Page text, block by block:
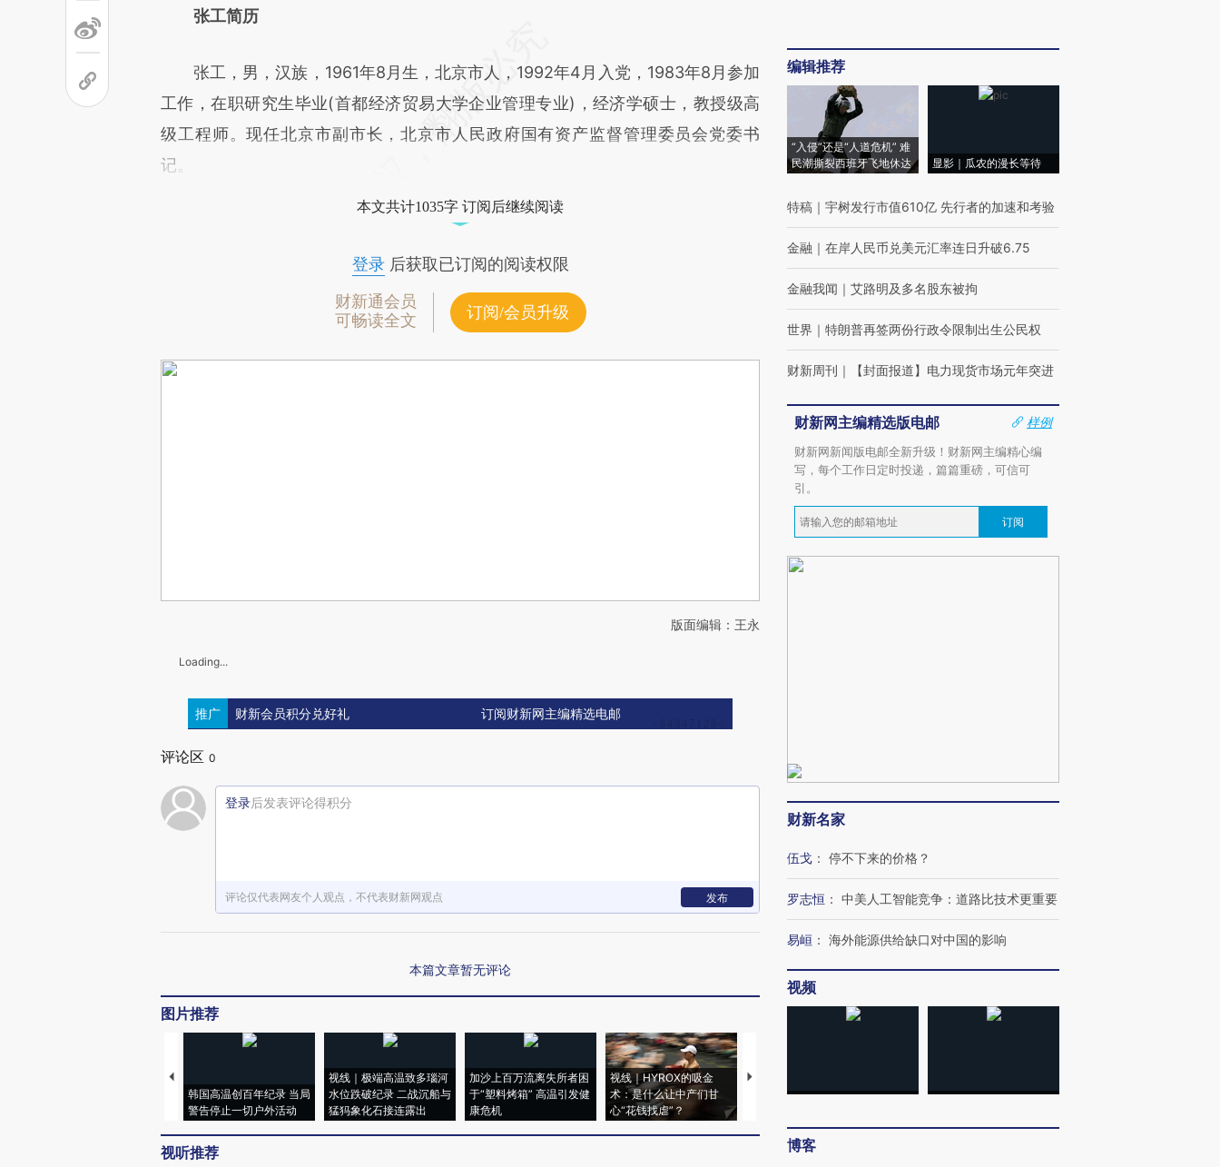
张工简历
张工，男，汉族，1961年8月生，北京市人，1992年4月入党，1983年8月参加
工作，在职研究生毕业(首都经济贸易大学企业管理专业)，经济学硕士，教授级高
级工程师。现任北京市副市长，北京市人民政府国有资产监督管理委员会党委书
记。
本文共计1035字 订阅后继续阅读
登录后获取已订阅的阅读权限
财新通会员
可畅读全文
订阅/会员升级
版面编辑：王永
Loading...
推广 财新会员积分兑好礼 订阅财新网主编精选电邮
评论区 0
登录后发表评论得积分
评论仅代表网友个人观点，不代表财新网观点 发布
本篇文章暂无评论
图片推荐
韩国高温创百年纪录 当局
警告停止一切户外活动
视线｜极端高温致多瑙河
水位跌破纪录 二战沉船与
猛犸象化石接连露出
加沙上百万流离失所者困
于“塑料烤箱” 高温引发健
康危机
视线｜HYROX的吸金
术：是什么让中产们甘
心“花钱找虐”？
马航飞行员跨国走私7万
粒摇头丸 尿检体内含3种
度Z世代 用街头抗争将教
机”？难民潮撕裂西班牙
视听推荐
编辑推荐
“入侵”还是“人道危机” 难
民潮撕裂西班牙飞地休达
显影｜瓜农的漫长等待
特稿 ｜ 宇树发行市值610亿 先行者的加速和考验
金融 ｜ 在岸人民币兑美元汇率连日升破6.75
金融我闻 ｜ 艾路明及多名股东被拘
世界 ｜ 特朗普再签两份行政令限制出生公民权
财新周刊 ｜ 【封面报道】电力现货市场元年突进
财新网主编精选版电邮
样例
财新网新闻版电邮全新升级！财新网主编精心编
写，每个工作日定时投递，篇篇重磅，可信可
引。
订阅
财新名家
伍戈 ： 停不下来的价格？
罗志恒 ： 中美人工智能竞争：道路比技术更重要
易峘 ： 海外能源供给缺口对中国的影响
视频
博客